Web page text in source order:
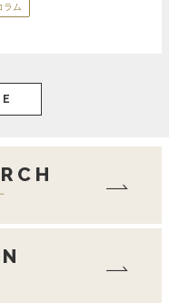
ラム